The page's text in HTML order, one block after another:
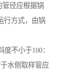
管径应根据锅
行方式，由锅
不小于100：
水侧取样管应